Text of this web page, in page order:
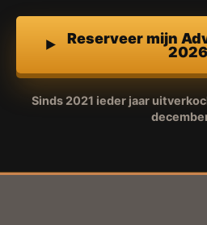
Reserveer mijn
2026
Sinds 2021 ieder jaar